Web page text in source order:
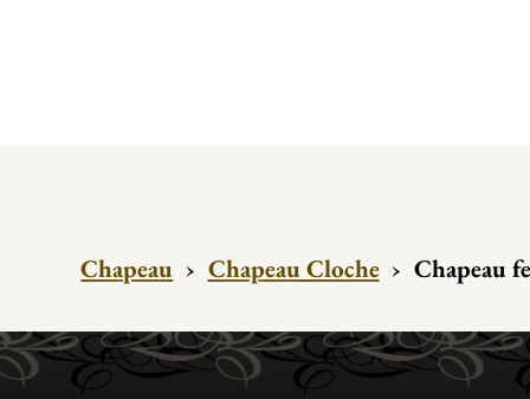
Chapeau › Chapeau Cloche › Chapeau